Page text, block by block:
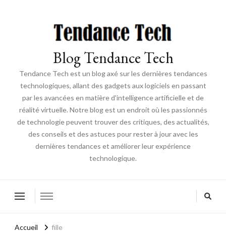
Blog Tendance Tech
Tendance Tech est un blog axé sur les dernières tendances
technologiques, allant des gadgets aux logiciels en passant
par les avancées en matière d'intelligence artificielle et de
réalité virtuelle. Notre blog est un endroit où les passionnés
de technologie peuvent trouver des critiques, des actualités,
des conseils et des astuces pour rester à jour avec les
dernières tendances et améliorer leur expérience
technologique.
Accueil fille